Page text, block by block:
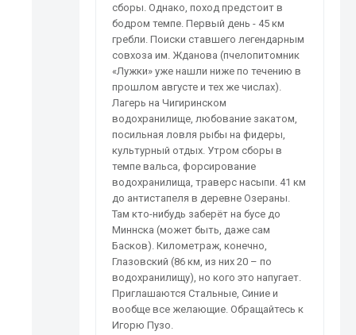
сборы. Однако, поход предстоит в
бодром темпе. Первый день - 45 км
гребли. Поиски ставшего легендарным
совхоза им. Жданова (пчелопитомник
«Лужки» уже нашли ниже по течению в
прошлом августе и тех же числах).
Лагерь на Чигиринском
водохранилище, любование закатом,
посильная ловля рыбы на фидеры,
культурный отдых. Утром сборы в
темпе вальса, форсирование
водохранилища, траверс насыпи. 41 км
до антистапеля в деревне Озераны.
Там кто-нибудь заберёт на бусе до
Миннска (может быть, даже сам
Басков). Километраж, конечно,
Глазовский (86 км, из них 20 – по
водохранилищу), но кого это напугает.
Приглашаются Стальные, Синие и
вообще все желающие. Обращайтесь к
Игорю Пузо.